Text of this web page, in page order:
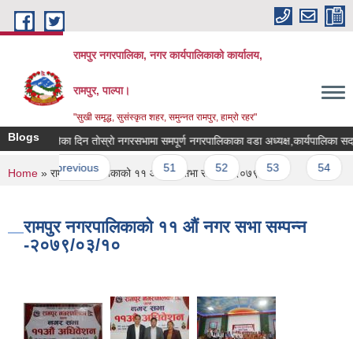
Skip to main content
रामपुर नगरपालिका, नगर कार्यपालिकाको कार्यालय,
रामपुर, पाल्पा।
"सुखी समृद्ध, सुसंस्कृत शहर, समुन्नत रामपुर, हाम्रो रहर"
Blogs मिति २०७५।०३।१० गतेका दिन ताेस्राे नगरसभामा समपूर्ण नगरपालिकाका वडा
‹ previous … 51 52 53
You are here
Home » रामपुर नगरपालिकाको ११‍ ‍‍‍‍‍‍औं नगर सभा सम्पन्न -२०७९/०३/१०
रामपुर नगरपालिकाको ११‍ ‍‍‍‍‍‍औं नगर सभा सम्पन्न
-२०७९/०३/१०